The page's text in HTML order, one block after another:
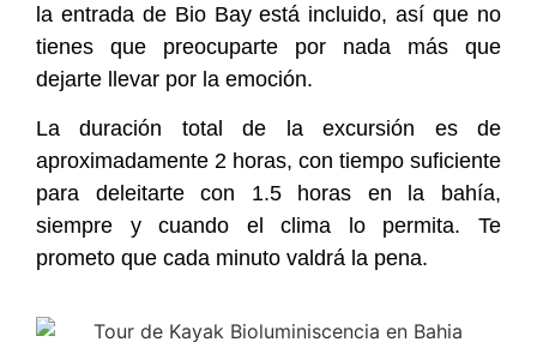
la entrada de Bio Bay está incluido, así que no
tienes que preocuparte por nada más que
dejarte llevar por la emoción.
La duración total de la excursión es de
aproximadamente 2 horas, con tiempo suficiente
para deleitarte con 1.5 horas en la bahía,
siempre y cuando el clima lo permita. Te
prometo que cada minuto valdrá la pena.